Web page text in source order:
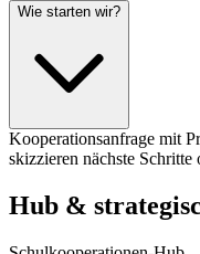
Wie starten wir?
Kooperationsanfrage mit
skizzieren nächste Schritte
Hub &